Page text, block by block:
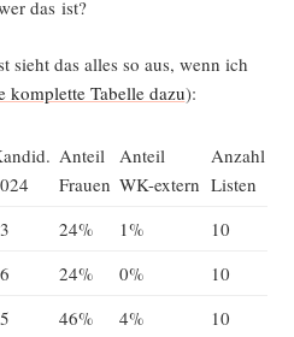
das ist?
sieht das alles so aus, wenn ich
kom­plet­te Tabel­le dazu):
Anteil
Frau­en
Anteil
WK-extern
Anzahl
Lis­ten
24% 1%
10
24% 0%
10
46% 4%
10